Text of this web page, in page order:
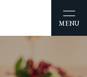
MENU